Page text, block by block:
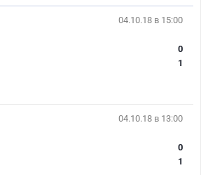
04.10.18 в 15:00
0
1
04.10.18 в 13:00
0
1